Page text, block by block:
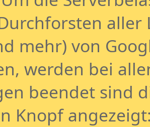
aller
mehr) von
werden bei
beendet sind
Knopf